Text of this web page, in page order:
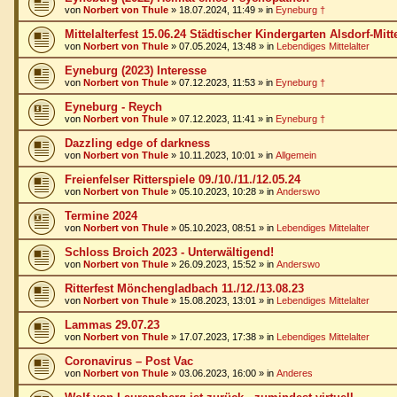
von Norbert von Thule » 18.07.2024, 11:49 » in Eyneburg †
Mittelalterfest 15.06.24 Städtischer Kindergarten Alsdorf-
von Norbert von Thule » 07.05.2024, 13:48 » in Lebendiges Mittelalter
Eyneburg (2023) Interesse
von Norbert von Thule » 07.12.2023, 11:53 » in Eyneburg †
Eyneburg - Reych
von Norbert von Thule » 07.12.2023, 11:41 » in Eyneburg †
Dazzling edge of darkness
von Norbert von Thule » 10.11.2023, 10:01 » in Allgemein
Freienfelser Ritterspiele 09./10./11./12.05.24
von Norbert von Thule » 05.10.2023, 10:28 » in Anderswo
Termine 2024
von Norbert von Thule » 05.10.2023, 08:51 » in Lebendiges Mittelalter
Schloss Broich 2023 - Unterwältigend!
von Norbert von Thule » 26.09.2023, 15:52 » in Anderswo
Ritterfest Mönchengladbach 11./12./13.08.23
von Norbert von Thule » 15.08.2023, 13:01 » in Lebendiges Mittelalter
Lammas 29.07.23
von Norbert von Thule » 17.07.2023, 17:38 » in Lebendiges Mittelalter
Coronavirus – Post Vac
von Norbert von Thule » 03.06.2023, 16:00 » in Anderes